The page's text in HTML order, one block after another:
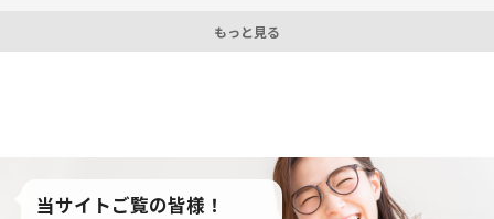
もっと見る
当サイトご覧の皆様！